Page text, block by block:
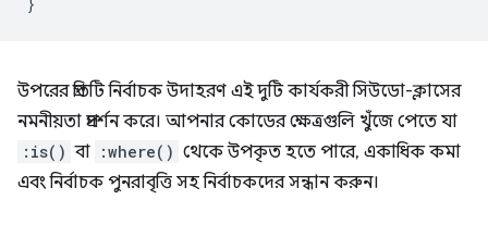
উপরের প্রতিটি নির্বাচক উদাহরণ এই দুটি কার্যকরী সিউডো-ক্লাসের
নমনীয়তা প্রদর্শন করে। আপনার কোডের ক্ষেত্রগুলি খুঁজে পেতে যা
:is() বা :where() থেকে উপকৃত হতে পারে, একাধিক কমা
এবং নির্বাচক পুনরাবৃত্তি সহ নির্বাচকদের সন্ধান করুন।